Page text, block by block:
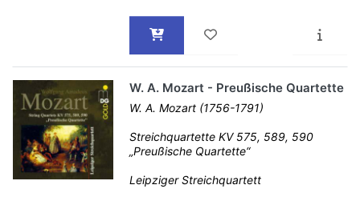
W. A. Mozart - Preußische Quartette
W. A. Mozart (1756-1791)
Streichquartette KV 575, 589, 590
„Preußische Quartette“
Leipziger Streichquartett